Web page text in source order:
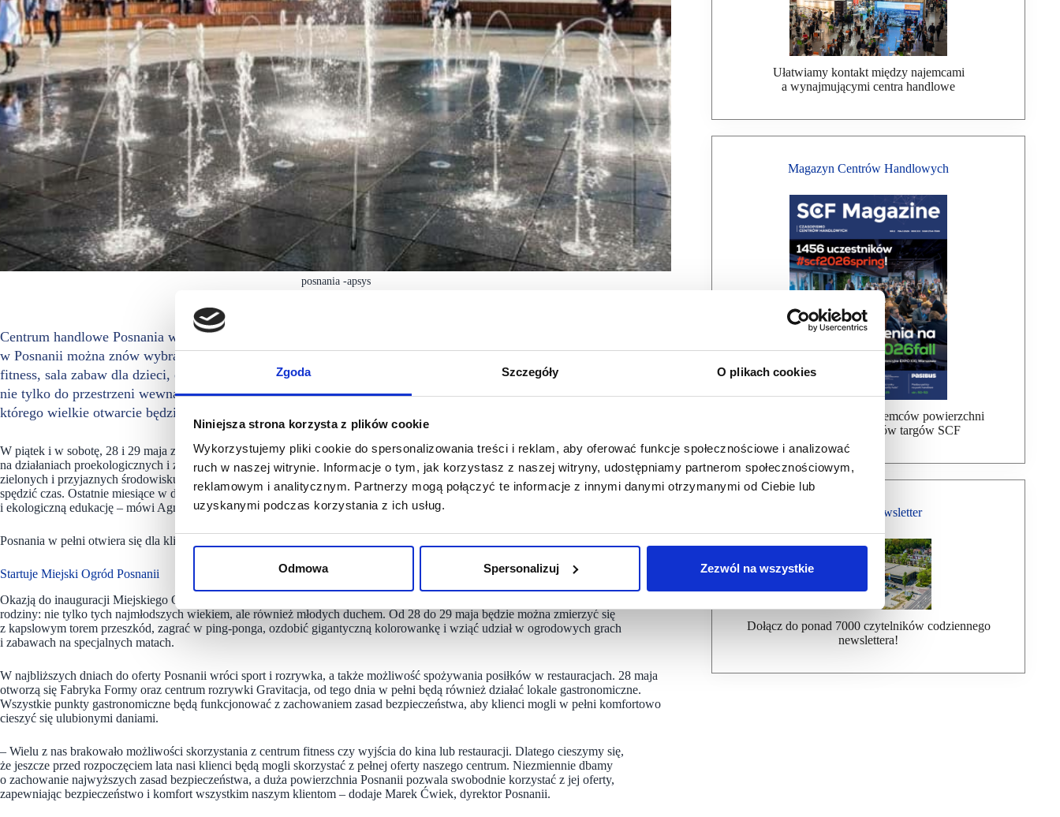
Zgoda Szczegóły O plikach cookies
Niniejsza strona korzysta z plików cookie
Wykorzystujemy pliki cookie do spersonalizowania treści i reklam, aby oferować funkcje społecznościowe i analizować
ruch w naszej witrynie. Informacje o tym, jak korzystasz z naszej witryny, udostępniamy partnerom społecznościowym,
reklamowym i analitycznym. Partnerzy mogą połączyć te informacje z innymi danymi otrzymanymi od Ciebie lub
uzyskanymi podczas korzystania z ich usług.
Odmowa Spersonalizuj Zezwól na wszystkie
posnania -apsys
Centrum handlowe Posnania wraca do pełnego funkcjonowania. Zniesienie obostrzeń oznacza, że od kilku dni
w Posnanii można znów wybrać się do kina, a w kolejnych dniach ponownie zostaną otwarte dla klientów centrum
fitness, sala zabaw dla dzieci, centrum rozrywki oraz lokale gastronomiczne wewnątrz obiektu. Posnania zaprasza
nie tylko do przestrzeni wewnątrz, ale również do odwiedzenia Miejskiego Ogrodu Posnanii. To nowy projekt,
którego wielkie otwarcie będzie połączone ze świętowaniem Dnia Dziecka.
W piątek i w sobotę, 28 i 29 maja zainauguruje działalność Miejski Ogród Posnanii. – W okresie letnim postanowiliśmy skupić się
na działaniach proekologicznych i zaprosić naszych gości wspólnej zabawy wokół idei miejskiego ogrodu. Chcemy żyć w miastach
zielonych i przyjaznych środowisku. Taki na pewno będzie Miejski Ogród Posnanii, w którym całe rodziny będą mogły aktywnie
spędzić czas. Ostatnie miesiące w dużej mierze spędziliśmy w domach, więc warto wykorzystać letnie i ciepłe dni na wspólną zabawę
i ekologiczną edukację – mówi Agnieszka Juszkis, dyrektorka marketingu Posnanii.
Posnania w pełni otwiera się dla klientów
Startuje Miejski Ogród Posnanii
Okazją do inauguracji Miejskiego Ogrodu Posnanii jest zbliżający się Dzień Dziecka. Posnania zaprasza w najbliższy weekend całe
rodziny: nie tylko tych najmłodszych wiekiem, ale również młodych duchem. Od 28 do 29 maja będzie można zmierzyć się
z kapslowym torem przeszkód, zagrać w ping-ponga, ozdobić gigantyczną kolorowankę i wziąć udział w ogrodowych grach
i zabawach na specjalnych matach.
W najbliższych dniach do oferty Posnanii wróci sport i rozrywka, a także możliwość spożywania posiłków w restauracjach. 28 maja
otworzą się Fabryka Formy oraz centrum rozrywki Gravitacja, od tego dnia w pełni będą również działać lokale gastronomiczne.
Wszystkie punkty gastronomiczne będą funkcjonować z zachowaniem zasad bezpieczeństwa, aby klienci mogli w pełni komfortowo
cieszyć się ulubionymi daniami.
– Wielu z nas brakowało możliwości skorzystania z centrum fitness czy wyjścia do kina lub restauracji. Dlatego cieszymy się,
że jeszcze przed rozpoczęciem lata nasi klienci będą mogli skorzystać z pełnej oferty naszego centrum. Niezmiennie dbamy
o zachowanie najwyższych zasad bezpieczeństwa, a duża powierzchnia Posnanii pozwala swobodnie korzystać z jej oferty,
zapewniając bezpieczeństwo i komfort wszystkim naszym klientom – dodaje Marek Ćwiek, dyrektor Posnanii.
Ułatwiamy kontakt między najemcami
a wynajmującymi centra handlowe
Magazyn Centrów Handlowych
Bezpłatna wysyłka dla najemców powierzchni
handlowej, uczestników targów SCF
Bezpłatny Newsletter
Dołącz do ponad 7000 czytelników codziennego
newslettera!